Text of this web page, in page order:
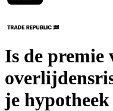
Is de premie
je